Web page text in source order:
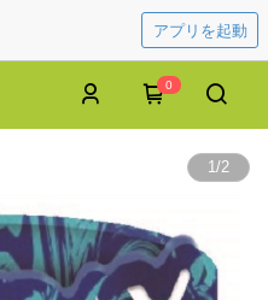
アプリを起動
0
1/2